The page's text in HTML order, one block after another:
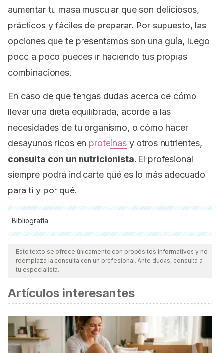
aumentar tu masa muscular que son deliciosos,
prácticos y fáciles de preparar. Por supuesto, las
opciones que te presentamos son una guía, luego
poco a poco puedes ir haciendo tus propias
combinaciones.
En caso de que tengas dudas acerca de cómo
llevar una dieta equilibrada, acorde a las
necesidades de tu organismo, o cómo hacer
desayunos ricos en proteínas y otros nutrientes,
consulta con un nutricionista. El profesional
siempre podrá indicarte qué es lo más adecuado
para ti y por qué.
Bibliografía
Todas las fuentes citadas fueron revisadas a profundidad por
nuestro equipo, para asegurar su calidad, confiabilidad,
vigencia y validez.La bibliografía de este artículo fue
científica.
Lisko, D., Johnston, G., & Johnston, C. (2017). Effects of
Dietary Yogurt on the Healthy Human Gastrointestinal (GI)
Microbiome. Microorganisms. Recuperado de:
https://doi.org/10.3390/microorganisms5010006
Este texto se ofrece únicamente con propósitos informativos y no
reemplaza la consulta con un profesional. Ante dudas, consulta a
tu especialista.
Artículos interesantes